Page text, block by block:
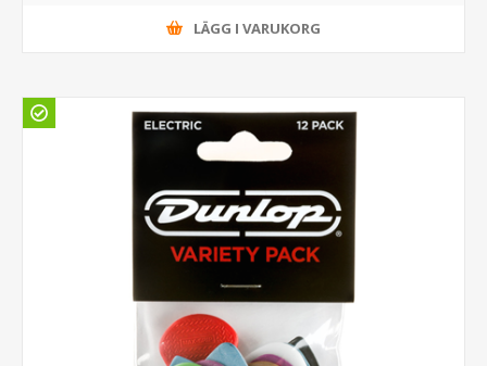
LÄGG I VARUKORG